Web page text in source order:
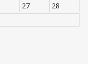
27
28